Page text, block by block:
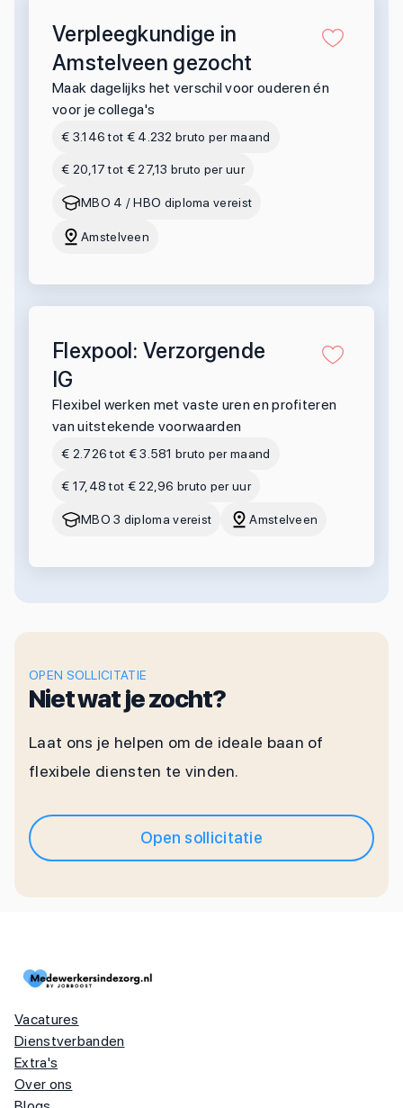
Verpleegkundige in
Amstelveen gezocht
Maak dagelijks het verschil voor ouderen én
voor je collega's
€ 3.146 tot € 4.232 bruto per maand
€ 20,17 tot € 27,13 bruto per uur
MBO 4 / HBO diploma vereist
Amstelveen
Flexpool: Verzorgende
IG
Flexibel werken met vaste uren en profiteren
van uitstekende voorwaarden
€ 2.726 tot € 3.581 bruto per maand
€ 17,48 tot € 22,96 bruto per uur
MBO 3 diploma vereist Amstelveen
OPEN SOLLICITATIE
Niet wat je zocht?
Laat ons je helpen om de ideale baan of
flexibele diensten te vinden.
Open sollicitatie
Vacatures
Dienstverbanden
Extra's
Over ons